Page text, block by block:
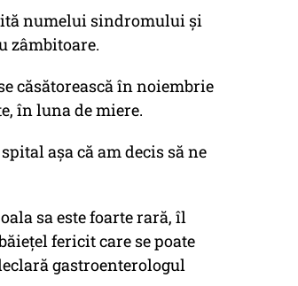
numelui sindromului şi
zâmbitoare.
căsătorească în noiembrie
în luna de miere.
aşa că am decis să ne
sa este foarte rară, îl
fericit care se poate
gastroenterologul